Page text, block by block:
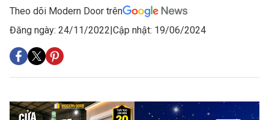
Theo dõi Modern Door trên
Đăng ngày: 24/11/2022|Cập nhật: 19/06/2024